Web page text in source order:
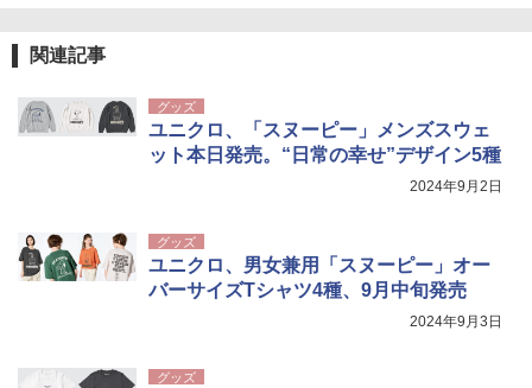
関連記事
グッズ
ユニクロ、「スヌーピー」メンズスウェ
ット本日発売。“日常の幸せ”デザイン5種
2024年9月2日
グッズ
ユニクロ、男女兼用「スヌーピー」オー
バーサイズTシャツ4種、9月中旬発売
2024年9月3日
グッズ